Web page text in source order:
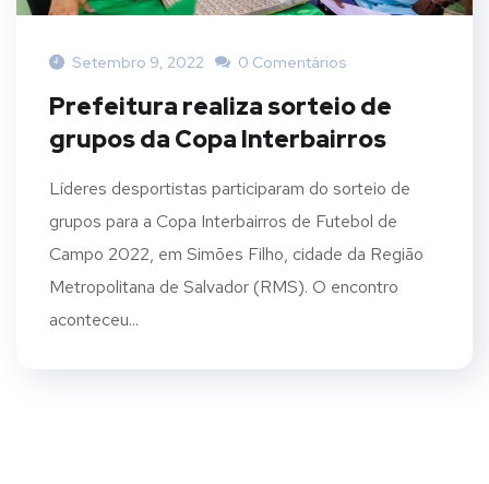
Setembro 9, 2022 0 Comentários
Prefeitura realiza sorteio de
grupos da Copa Interbairros
Líderes desportistas participaram do sorteio de
grupos para a Copa Interbairros de Futebol de
Campo 2022, em Simões Filho, cidade da Região
Metropolitana de Salvador (RMS). O encontro
aconteceu...